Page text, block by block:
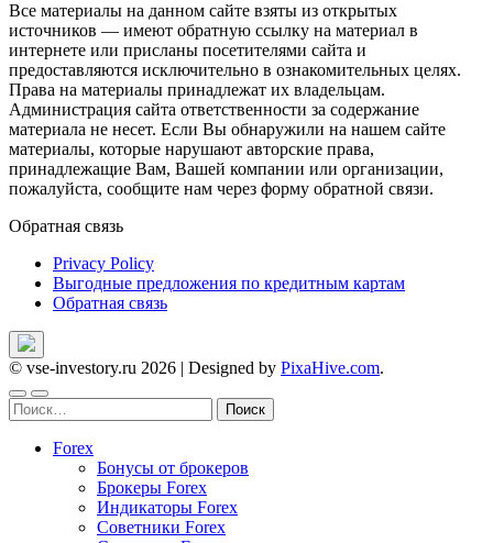
Все материалы на данном сайте взяты из открытых
источников — имеют обратную ссылку на материал в
интернете или присланы посетителями сайта и
предоставляются исключительно в ознакомительных целях.
Права на материалы принадлежат их владельцам.
Администрация сайта ответственности за содержание
материала не несет. Если Вы обнаружили на нашем сайте
материалы, которые нарушают авторские права,
принадлежащие Вам, Вашей компании или организации,
пожалуйста, сообщите нам через форму обратной связи.
Обратная связь
Privacy Policy
Выгодные предложения по кредитным картам
Обратная связь
© vse-investory.ru 2026 | Designed by PixaHive.com.
Найти:
Forex
Бонусы от брокеров
Брокеры Forex
Индикаторы Forex
Советники Forex